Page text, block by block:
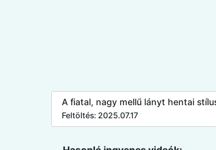
A fiatal, nagy mellű lányt hentai
Feltöltés: 2025.07.17